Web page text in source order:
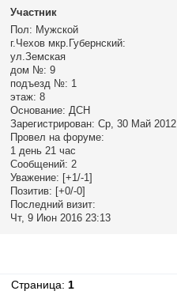
Участник
Пол: Мужской
г.Чехов мкр.Губернский:
ул.Земская
дом №: 9
подъезд №: 1
этаж: 8
Основание: ДСН
Зарегистрирован: Ср, 30 Май 2012
Провел на форуме:
1 день 21 час
Сообщений: 2
Уважение: [+1/-1]
Позитив: [+0/-0]
Последний визит:
Чт, 9 Июн 2016 23:13
Страница:1